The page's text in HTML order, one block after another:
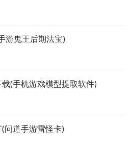
游鬼王后期法宝)
(手机游戏模型提取软件)
问道手游雷怪卡)